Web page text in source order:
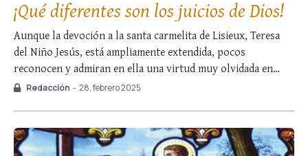
¡Qué diferentes son los juicios de Dios!
Aunque la devoción a la santa carmelita de Lisieux, Teresa
del Niño Jesús, está ampliamente extendida, pocos
reconocen y admiran en ella una virtud muy olvidada en
nuestros días: ¡la rectitud! Entre las distintas cualidades
Redacción - 28, febrero 2025